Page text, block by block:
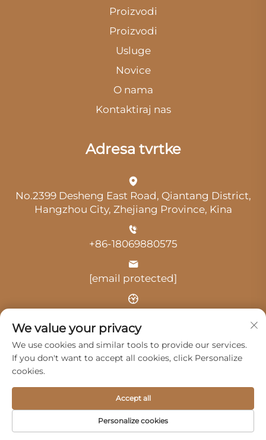
Proizvodi
Proizvodi
Usluge
Novice
O nama
Kontaktiraj nas
Adresa tvrtke
No.2399 Desheng East Road, Qiantang District,
Hangzhou City, Zhejiang Province, Kina
+86-18069880575
[email protected]
Autorska prava © 2025. Hangzhou Guangji Automobile
Politika privatnosti
Usluge O nama
We value your privacy
We use cookies and similar tools to provide our services.
If you don't want to accept all cookies, click Personalize
cookies.
Personalize cookies
Accept all